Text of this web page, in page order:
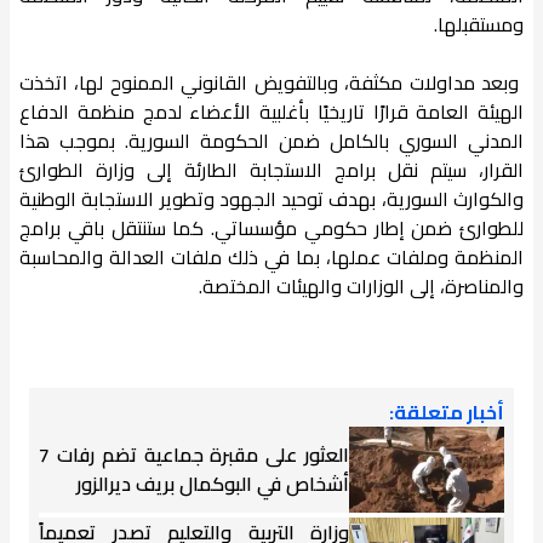
ومستقبلها.
وبعد مداولات مكثفة، وبالتفويض القانوني الممنوح لها، اتخذت
الهيئة العامة قرارًا تاريخيًا بأغلبية الأعضاء لدمج منظمة الدفاع
المدني السوري بالكامل ضمن الحكومة السورية. بموجب هذا
القرار، سيتم نقل برامج الاستجابة الطارئة إلى وزارة الطوارئ
والكوارث السورية، بهدف توحيد الجهود وتطوير الاستجابة الوطنية
للطوارئ ضمن إطار حكومي مؤسساتي. كما ستنتقل باقي برامج
المنظمة وملفات عملها، بما في ذلك ملفات العدالة والمحاسبة
والمناصرة، إلى الوزارات والهيئات المختصة.
أخبار متعلقة:
العثور على مقبرة جماعية تضم رفات 7
أشخاص في البوكمال بريف ديرالزور
وزارة التربية والتعليم تصدر تعميماً